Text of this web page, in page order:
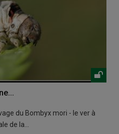
du Bombyx mori - le ver à
de la…